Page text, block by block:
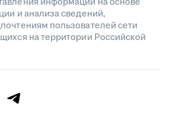
и анализа сведений,
пользователей сети
на территории Российской